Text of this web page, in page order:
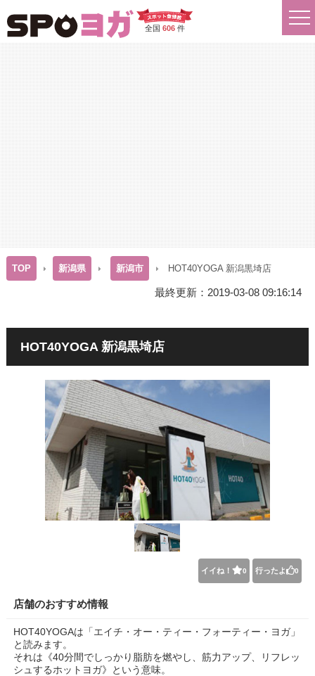
全国 606件
TOP 新潟県 新潟市 HOT40YOGA 新潟黒埼店
最終更新：2019-03-08 09:16:14
HOT40YOGA 新潟黒埼店
イイね！ 0 行ったよ 0
店舗のおすすめ情報
HOT40YOGAは「エイチ・オー・ティー・フォーティー・ヨガ」
と読みます。
それは《40分間でしっかり脂肪を燃やし、筋力アップ、リフレッ
シュするホットヨガ》という意味。